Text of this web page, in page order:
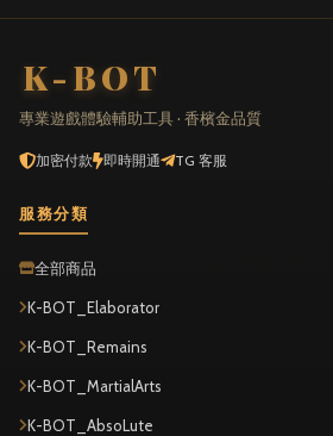
K-BOT
專業遊戲體驗輔助工具 · 香檳金品質
加密付款 即時開通 TG 客服
服務分類
全部商品
K-BOT_Elaborator
K-BOT_Remains
K-BOT_MartialArts
K-BOT_AbsoLute